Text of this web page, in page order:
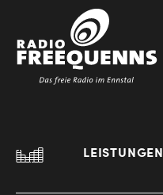
LEISTUNGEN